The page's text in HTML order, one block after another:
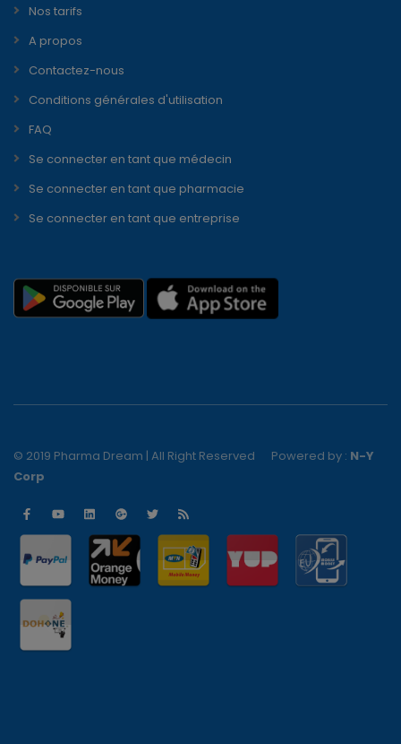
Nos tarifs
A propos
Contactez-nous
Conditions générales d'utilisation
FAQ
Se connecter en tant que médecin
Se connecter en tant que pharmacie
Se connecter en tant que entreprise
© 2019 Pharma Dream | All Right Reserved Powered by : N-Y
Corp